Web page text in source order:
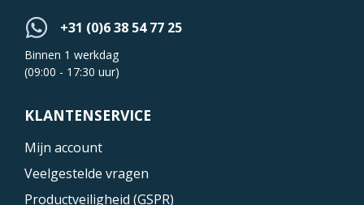
+31 (0)6 38 54 77 25
Binnen 1 werkdag
(09:00 - 17:30 uur)
KLANTENSERVICE
Mijn account
Veelgestelde vragen
Productveiligheid (GSPR)